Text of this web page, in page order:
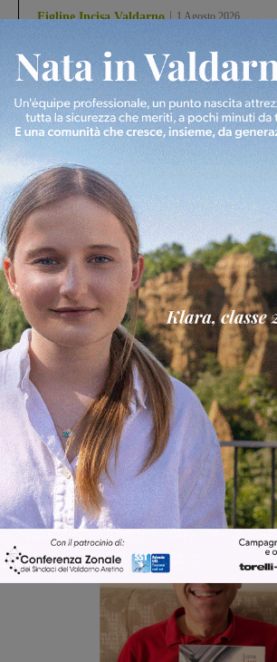
Figline Incisa Valdarno 1 Agosto 2026
Piscina di Figline finanziata oltre
Pnrr, il gruppo di Fratelli d’Italia:
ringraziamento al Governo”
Cronaca 3 Agosto 2026
Scomparso da una struttura di
Fiorentino l’uomo che aveva
Levane nel 2020
Cronaca 4 Agosto 2026
Un anno fa la strage in A1 in cui
Gianni, Giulia e Franco. Lo
processo, lo stop ai sorpassi fra
Articolo precedente
Con il motto ‘Insieme per cambiare’
Lorenzo Martellini presenta la sua
candidatura a sindaco
Rinaldo
Ultime Notizie